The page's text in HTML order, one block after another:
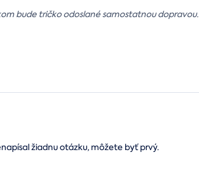
bude tričko odoslané samostatnou dopravou.
žiadnu otázku, môžete byť prvý.